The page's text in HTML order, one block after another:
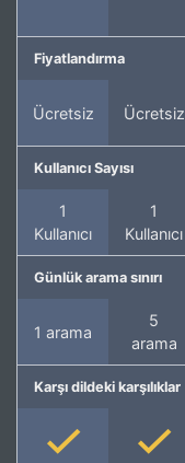
Fiyatlandırma
Ücretsiz Ücretsiz
Kullanıcı Sayısı
1
Kullanıcı
1
Kullanıcı
Günlük arama sınırı
1 arama
5
arama
Karşı dildeki karşılıklar